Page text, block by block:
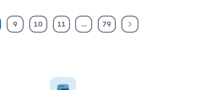
9 10 11 … 79